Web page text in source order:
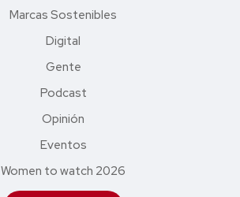
Marcas Sostenibles
Digital
Gente
Podcast
Opinión
Eventos
Women to watch 2026